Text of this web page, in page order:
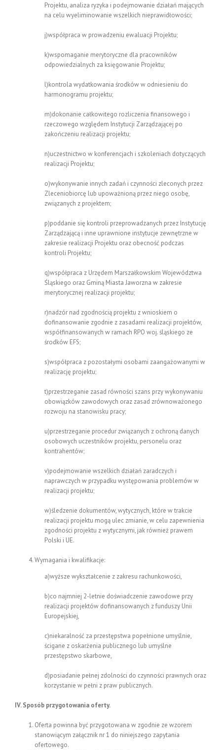
Projektu, analiza ryzyka i podejmowanie działań mających
na celu wyeliminowanie wszelkich nieprawidłowości;
j)współpraca w prowadzeniu ewaluacji Projektu;
k)wspomaganie merytoryczne dla pracowników
odpowiedzialnych za księgowanie Projektu;
l)kontrola wydatkowania środków w odniesieniu do
harmonogramu projektu;
m)dokonanie całkowitego rozliczenia finansowego i
rzeczowego względem Instytucji Zarządzającej po
zakończeniu realizacji projektu;
n)uczestnictwo w konferencjach i szkoleniach dotyczących
realizacji Projektu;
o)wykonywanie innych zadań i czynności zleconych przez
Zleceniobiorcę lub upoważnioną przez niego osobę,
związanych z projektem;
p)poddanie się kontroli przeprowadzanych przez Instytucję
Zarządzającą i inne uprawnione instytucje zewnętrzne w
zakresie realizacji Projektu oraz obecność podczas
kontroli Projektu;
q)współpraca z Urzędem Marszałkowskim Województwa
Śląskiego oraz Gminą Miasta Jaworzna w zakresie
merytorycznej realizacji projektu;
r)nadzór nad zgodnością projektu z wnioskiem o
dofinansowanie zgodnie z zasadami realizacji projektów,
współfinansowanych w ramach RPO woj. śląskiego ze
środków EFS;
s)współpraca z pozostałymi osobami zaangażowanymi w
realizację projektu;
t)przestrzeganie zasad równości szans przy wykonywaniu
obowiązków zawodowych oraz zasad zrównoważonego
rozwoju na stanowisku pracy;
u)przestrzeganie procedur związanych z ochroną danych
osobowych uczestników projektu, personelu oraz
kontrahentów;
v)podejmowanie wszelkich działań zaradczych i
naprawczych w przypadku występowania problemów w
realizacji projektu;
w)śledzenie dokumentów, wytycznych, które w trakcie
realizacji projektu mogą ulec zmianie, w celu zapewnienia
zgodności projektu z wytycznymi, jak również prawem
Polski i UE.
Wymagania i kwalifikacje:
a)wyższe wykształcenie z zakresu rachunkowości,
b)co najmniej 2-letnie doświadczenie zawodowe przy
realizacji projektów dofinansowanych z funduszy Unii
Europejskiej,
c)niekaralność za przestępstwa popełnione umyślnie,
ścigane z oskarżenia publicznego lub umyślne
przestępstwo skarbowe,
d)posiadanie pełnej zdolności do czynności prawnych oraz
korzystanie w pełni z praw publicznych.
IV. Sposób przygotowania oferty.
Oferta powinna być przygotowana w zgodnie ze wzorem
stanowiącym załącznik nr 1 do niniejszego zapytania
ofertowego.